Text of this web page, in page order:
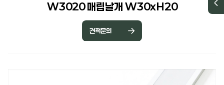
W3020 매립날개 W30xH20
견적문의